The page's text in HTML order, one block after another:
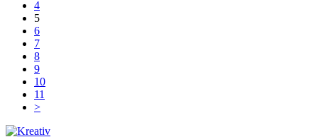
4
5
6
7
8
9
10
11
>